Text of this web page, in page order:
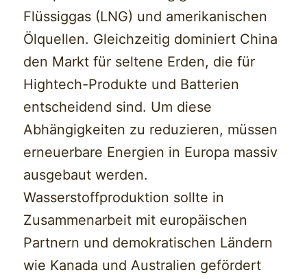
Flüssiggas (LNG) und amerikanischen
Ölquellen. Gleichzeitig dominiert China
den Markt für seltene Erden, die für
Hightech-Produkte und Batterien
entscheidend sind. Um diese
Abhängigkeiten zu reduzieren, müssen
erneuerbare Energien in Europa massiv
ausgebaut werden.
Wasserstoffproduktion sollte in
Zusammenarbeit mit europäischen
Partnern und demokratischen Ländern
wie Kanada und Australien gefördert